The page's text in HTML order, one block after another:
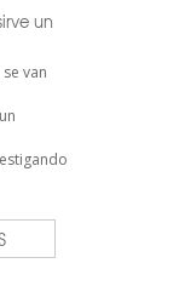
un
van